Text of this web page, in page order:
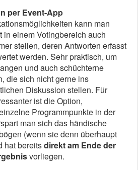
per Event-App
kann man
in einem Votingbereich auch
stellen, deren Antworten erfasst
werden. Sehr praktisch, um
und auch schüchterne
die sich nicht gerne ins
Diskussion stellen. Für
ist die Option,
Programmpunkte in der
man sich das händische
(wenn sie denn überhaupt
hat bereitsdirekt am Ende der
vorliegen.